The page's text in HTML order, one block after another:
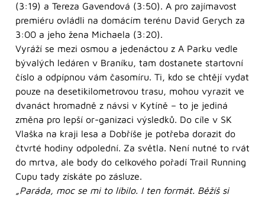
(3:19) a Tereza Gavendová (3:50). A pro zajímavost
premiéru ovládli na domácím terénu David Gerych za
3:00 a jeho žena Michaela (3:20).
Vyráží se mezi osmou a jedenáctou z A Parku vedle
bývalých ledáren v Braníku, tam dostanete startovní
číslo a odpípnou vám časomíru. Ti, kdo se chtějí vydat
pouze na desetikilometrovou trasu, mohou vyrazit ve
dvanáct hromadně z návsi v Kytíně – to je jediná
změna pro lepší or-ganizaci výsledků. Do cíle v SK
Vlaška na kraji lesa a Dobříše je potřeba dorazit do
čtvrté hodiny odpolední. Za světla. Není nutné to rvát
do mrtva, ale body do celkového pořadí Trail Running
Cupu tady získáte po zásluze.
„Paráda, moc se mi to líbilo. I ten formát. Běžíš si